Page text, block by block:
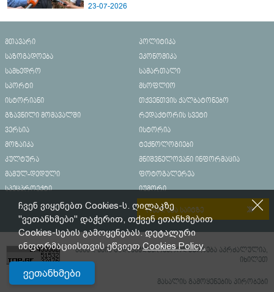
23-07-2026
მთავარი
პოლიტიკა
საზოგადოება
ეკონომიკა
სამხედრო
სამართალი
სპორტი
მსოფლიო
ისტორიანი
თქვენთვის ქალბატონებო
გზავნილი მომავალში
რედაქტორის სვეტი
ვერსია
ისტორია
მოზაიკა
ტექნოლოგიები
კულტურა
მნიშვნელოვანი ინფორმაცია
მამულ-დედული
ფოტოგალერეა
სპეცპროექტი
იუმორი
რეკლამა საიტზე
მასალების გადაბეჭდვა/რეპროდუცირება აკრძალულია,
იხილეთ
მასალის გამოყენების პირობები
ჩვენ ვიყენებთ Cookies-ს. ღილაკზე
"ვეთანხმები" დაჭერით, თქვენ ეთანხმებით
Cookies-სების გამოყენებას. დეტალური
ინფორმაციისთვის ეწვიეთCookies Policy.
ვეთანხმები